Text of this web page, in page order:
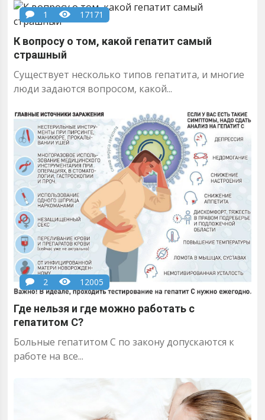
1 17171
К вопросу о том, какой гепатит самый
страшный
Существует несколько типов гепатита, и многие
люди задаются вопросом, какой...
2 12005
Где нельзя и где можно работать с
гепатитом С?
Больные гепатитом С по закону допускаются к
работе на все...